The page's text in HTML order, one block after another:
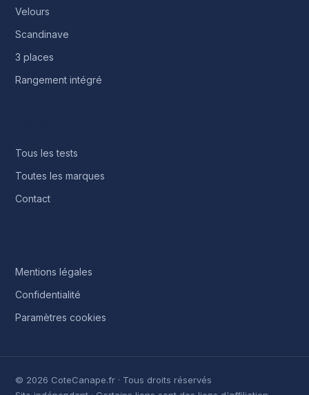
Velours
Scandinave
3 places
Rangement intégré
Tous les tests
Toutes les marques
Contact
Mentions légales
Confidentialité
Paramètres cookies
© 2026 CoteCanape.fr · Tous droits réservés